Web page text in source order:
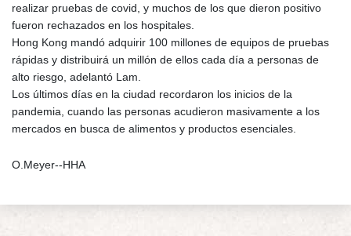
realizar pruebas de covid, y muchos de los que dieron positivo
fueron rechazados en los hospitales.
Hong Kong mandó adquirir 100 millones de equipos de pruebas
rápidas y distribuirá un millón de ellos cada día a personas de
alto riesgo, adelantó Lam.
Los últimos días en la ciudad recordaron los inicios de la
pandemia, cuando las personas acudieron masivamente a los
mercados en busca de alimentos y productos esenciales.
O.Meyer--HHA